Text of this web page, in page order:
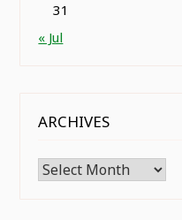
31
« Jul
ARCHIVES
Archives